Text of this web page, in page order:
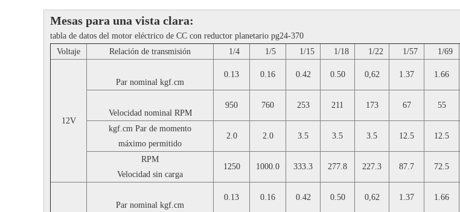
Mesas para una vista clara:
tabla de datos del motor eléctrico de CC con reductor planetario pg24-370
Voltaje
Relación de transmisión 1/4 1/5 1/15 1/18 1/22 1/57 1/69
12V
Par nominal kgf.cm
0.13 0.16 0.42 0.50 0,62 1.37 1.66
Velocidad nominal RPM
950 760 253 211 173 67 55
kgf.cm Par de momento
máximo permitido
2.0 2.0 3.5 3.5 3.5 12.5 12.5
RPM
Velocidad sin carga
1250 1000.0 333.3 277.8 227.3 87.7 72.5
Par nominal kgf.cm
0.13 0.16 0.42 0.50 0,62 1.37 1.66